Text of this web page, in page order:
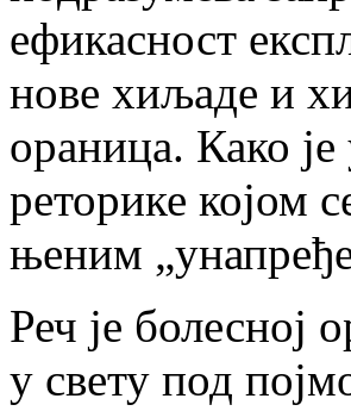
ефикасност
нове хиљаде и
ораница. Како
реторике којом
њеним
Реч је болесној
у свету под